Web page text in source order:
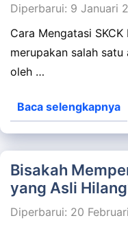
Diperbarui: 9 Januari
Cara Mengatasi
merupakan salah
oleh …
Baca selengkapnya
Bisakah
yang Asli
Diperbarui: 20